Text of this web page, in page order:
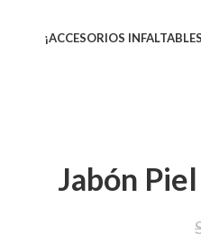
¡ACCESORIOS
Jabón